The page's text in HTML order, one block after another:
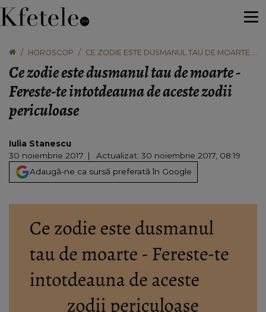
HOROSCOP
CE ZODIE ESTE DUSMANUL TAU DE MOARTE -
PERICULOASE
Ce zodie este dusmanul tau de moarte -
Fereste-te intotdeauna de aceste zodii
periculoase
Iulia Stanescu
30 noiembrie 2017
Actualizat: 30 noiembrie 2017, 08:19
Adaugă-ne ca sursă preferată în Google